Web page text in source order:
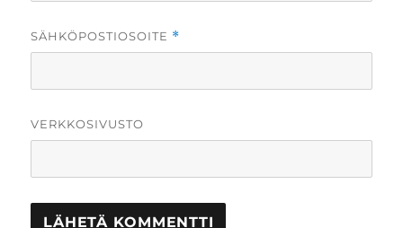
SÄHKÖPOSTIOSOITE *
VERKKOSIVUSTO